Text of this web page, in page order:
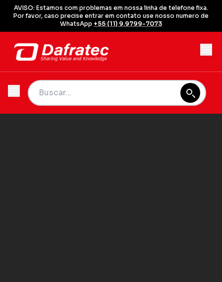
AVISO: Estamos com problemas em nossa linha de telefone fixa.
Por favor, caso precise entrar em contato use nosso numero de
WhatsApp +55 (11) 9.9799-7073